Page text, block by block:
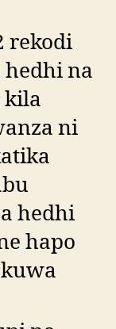
rekodi
hedhi na
kila
ni
hedhi
hapo